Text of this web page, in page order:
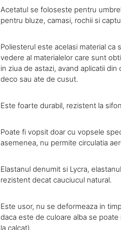
Acetatul se foloseste pentru
pentru bluze, camasi, rochii si
Poliesterul este acelasi material
vedere al materialelor care sunt
in ziua de astazi, avand aplicatii
deco sau ate de cusut.
Este foarte durabil, rezistent la
Poate fi vopsit doar cu vopsele
asemenea, nu permite circulatia
Elastanul denumit si Lycra,
rezistent decat cauciucul natural.
Este usor, nu se deformeaza in
daca este de culoare alba se
la calcat).